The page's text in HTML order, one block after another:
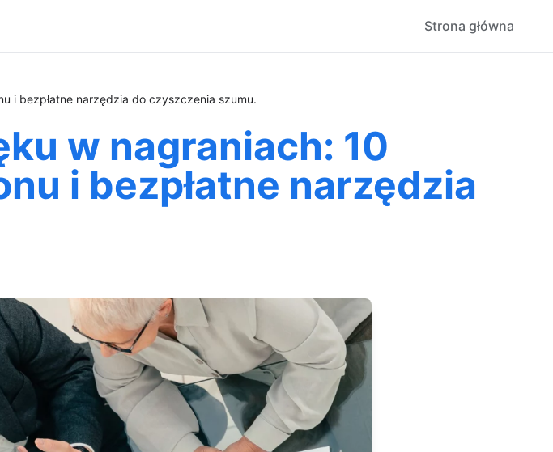
Strona główna
i bezpłatne narzędzia do czyszczenia szumu.
w nagraniach: 10
i bezpłatne narzędzia